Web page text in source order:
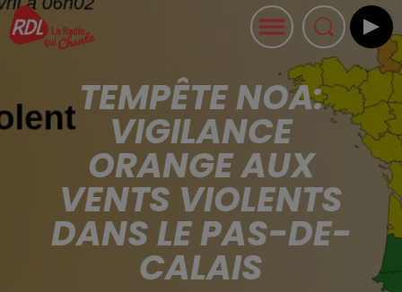
TEMPÊTE NOA:
VIGILANCE
ORANGE AUX
VENTS VIOLENTS
DANS LE PAS-DE-
CALAIS